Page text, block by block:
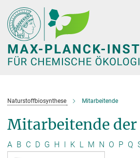
Hauptinhalt
Naturstoffbiosynthese Mitarbeitende
Mitarbeitende
A B C D G H I K L M N O P Q